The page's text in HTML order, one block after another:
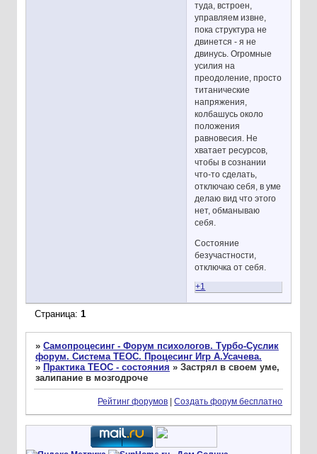
туда, встроен,
управляем извне,
пока структура не
двинется - я не
двинусь. Огромные
усилия на
преодоление, просто
титанические
напряжения,
колбашусь около
положения
равновесия. Не
хватает ресурсов,
чтобы в сознании
что-то сделать,
отключаю себя, в уме
делаю вид что этого
нет, обманываю
себя.
Состояние
безучастности,
отключка от себя.
+1
Страница: 1
» Самопроцесинг - Форум психологов. Турбо-Суслик
форум. Система ТЕОС. Процесинг Игр А.Усачева.
» Практика ТЕОС - состояния » Застрял в своем уме,
залипание в мозгодроче
Рейтинг форумов |Создать форум бесплатно